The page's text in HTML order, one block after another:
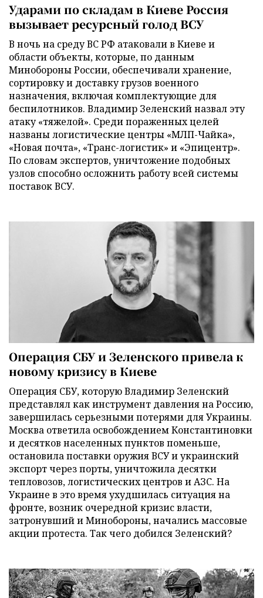
Ударами по складам в Киеве Россия
вызывает ресурсный голод ВСУ
В ночь на среду ВС РФ атаковали в Киеве и
области объекты, которые, по данным
Минобороны России, обеспечивали хранение,
сортировку и доставку грузов военного
назначения, включая комплектующие для
беспилотников. Владимир Зеленский назвал эту
атаку «тяжелой». Среди пораженных целей
названы логистические центры «МЛП-Чайка»,
«Новая почта», «Транс-логистик» и «Эпицентр».
По словам экспертов, уничтожение подобных
узлов способно осложнить работу всей системы
поставок ВСУ.
Операция СБУ и Зеленского привела к
новому кризису в Киеве
Операция СБУ, которую Владимир Зеленский
представлял как инструмент давления на Россию,
завершилась серьезными потерями для Украины.
Москва ответила освобождением Константиновки
и десятков населенных пунктов поменьше,
остановила поставки оружия ВСУ и украинский
экспорт через порты, уничтожила десятки
тепловозов, логистических центров и АЗС. На
Украине в это время ухудшилась ситуация на
фронте, возник очередной кризис власти,
затронувший и Минобороны, начались массовые
акции протеста. Так чего добился Зеленский?